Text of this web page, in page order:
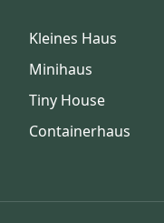
Kleines Haus
Minihaus
Tiny House
Containerhaus